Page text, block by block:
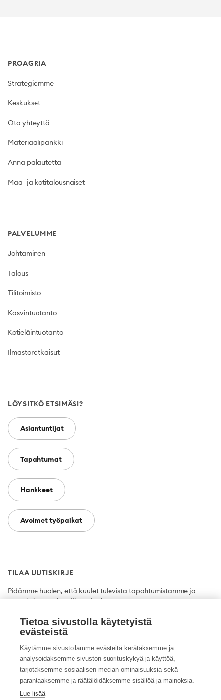
PROAGRIA
Strategiamme
Keskukset
Ota yhteyttä
Materiaalipankki
Anna palautetta
Maa- ja kotitalousnaiset
PALVELUMME
Johtaminen
Talous
Tilitoimisto
Kasvintuotanto
Kotieläintuotanto
Ilmastoratkaisut
LÖYSITKÖ ETSIMÄSI?
Asiantuntijat
Tapahtumat
Hankkeet
Avoimet työpaikat
TILAA UUTISKIRJE
Pidämme huolen, että kuulet tulevista tapahtumistamme ja
uutuuksista ensimmäisten joukossa.
Tilaa
Twitter FacebookYouTubeInstagramLinkedIn
Tietoa sivustolla käytetyistä
evästeistä
Käytämme sivustollamme evästeitä kerätäksemme ja
analysoidaksemme sivuston suorituskykyä ja käyttöä,
tarjotaksemme sosiaalisen median ominaisuuksia sekä
parantaaksemme ja räätälöidäksemme sisältöä ja mainoksia.
Lue lisää